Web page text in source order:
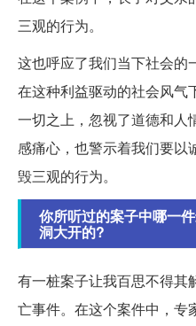
三观的行为。
这也呼应了我们当下社会的
在这种利益驱动的社会风气
一切之上，忽视了道德和人
感痛心，也警示着我们要以
毁三观的行为。
你所听过的案子中哪一
洞大开的?
有一桩案子让我百思不得其
亡事件。在这个案件中，专